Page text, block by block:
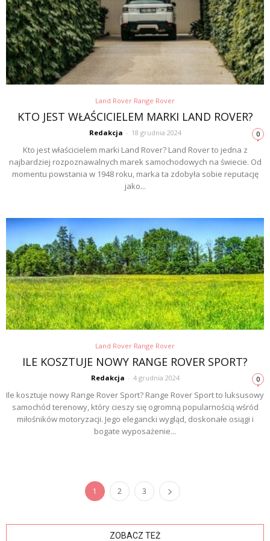
Land Rover Range Rover
KTO JEST WŁAŚCICIELEM MARKI LAND ROVER?
Redakcja - 18 grudnia 2024 0
Kto jest właścicielem marki Land Rover? Land Rover to jedna z
najbardziej rozpoznawalnych marek samochodowych na świecie. Od
momentu powstania w 1948 roku, marka ta zdobyła sobie reputację
jako...
Land Rover Range Rover
ILE KOSZTUJE NOWY RANGE ROVER SPORT?
Redakcja - 4 grudnia 2024 0
Ile kosztuje nowy Range Rover Sport? Range Rover Sport to luksusowy
samochód terenowy, który cieszy się ogromną popularnością wśród
miłośników motoryzacji. Jego elegancki wygląd, doskonałe osiągi i
bogate wyposażenie...
1 2 3
ZOBACZ TEŻ